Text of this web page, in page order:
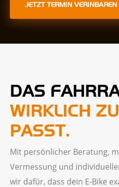
JETZT TERMIN VERINBAREN
DAS
WIRKLICH
PASST.
Mit persönlicher Beratung,
Vermessung und
wir dafür, dass dein E-Bike